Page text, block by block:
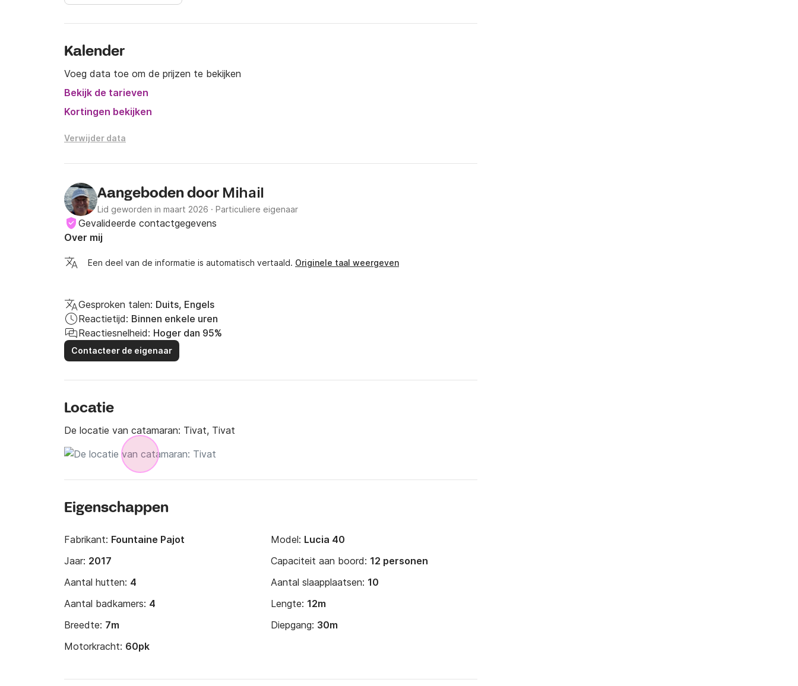
Kalender
Voeg data toe om de prijzen te bekijken
Bekijk de tarieven
Kortingen bekijken
Verwijder data
Aangeboden door Mihail
Lid geworden in maart 2026 · Particuliere eigenaar
Gevalideerde contactgegevens
Over mij
Een deel van de informatie is automatisch vertaald. Originele taal weergeven
Gesproken talen: Duits, Engels
Reactietijd: Binnen enkele uren
Reactiesnelheid: Hoger dan 95%
Contacteer de eigenaar
Locatie
De locatie van catamaran: Tivat, Tivat
Eigenschappen
Fabrikant: Fountaine Pajot Model: Lucia 40
Jaar: 2017 Capaciteit aan boord: 12 personen
Aantal hutten: 4 Aantal slaapplaatsen: 10
Aantal badkamers: 4 Lengte: 12m
Breedte: 7m Diepgang: 30m
Motorkracht: 60pk